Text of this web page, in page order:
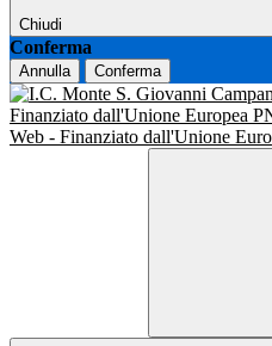
Chiudi
Conferma
Annulla Conferma
Finanziato dall'Unione Europea
Web - Finanziato dall'Unione